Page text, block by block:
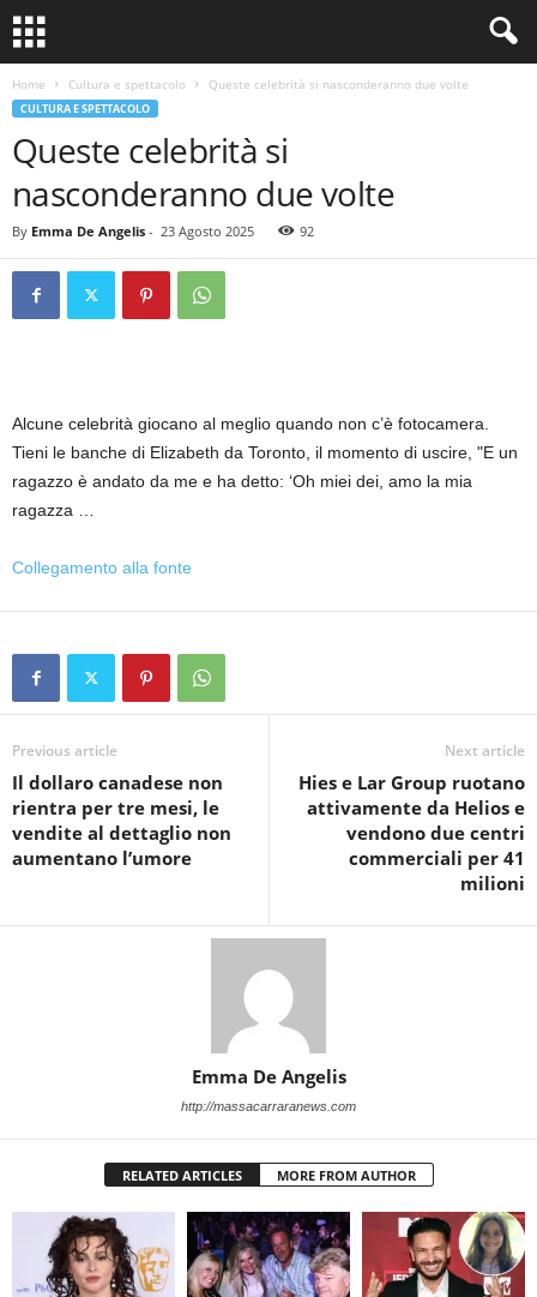
Home Cultura e spettacolo Queste celebrità si nasconderanno due volte
CULTURA E SPETTACOLO
Queste celebrità si
nasconderanno due volte
By Emma De Angelis - 23 Agosto 2025 92
Alcune celebrità giocano al meglio quando non c’è fotocamera.
Tieni le banche di Elizabeth da Toronto, il momento di uscire, "E un
ragazzo è andato da me e ha detto: ‘Oh miei dei, amo la mia
ragazza …
Collegamento alla fonte
Previous article
Il dollaro canadese non
rientra per tre mesi, le
vendite al dettaglio non
aumentano l’umore
Next article
Hies e Lar Group ruotano
attivamente da Helios e
vendono due centri
commerciali per 41
milioni
Emma De Angelis
http://massacarraranews.com
RELATED ARTICLES MORE FROM AUTHOR